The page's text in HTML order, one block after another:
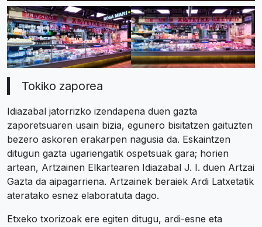
Tokiko zaporea
Idiazabal jatorrizko izendapena duen gazta
zaporetsuaren usain bizia, egunero bisitatzen gaituzten
bezero askoren erakarpen nagusia da. Eskaintzen
ditugun gazta ugariengatik ospetsuak gara; horien
artean, Artzainen Elkartearen Idiazabal J. I. duen Artzai
Gazta da aipagarriena. Artzainek beraiek Ardi Latxetatik
ateratako esnez elaboratuta dago.
Etxeko txorizoak ere egiten ditugu, ardi-esne eta